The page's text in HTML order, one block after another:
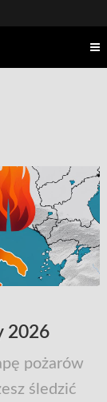
2026
pożarów
śledzić